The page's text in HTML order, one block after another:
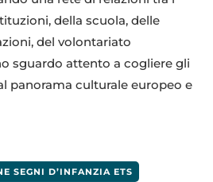
della scuola, delle
del volontariato
sguardo attento a cogliere gli
panorama culturale europeo e
SEGNI D’INFANZIA ETS